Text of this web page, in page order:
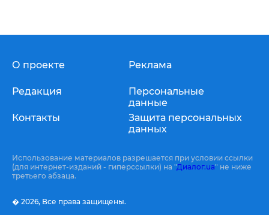
О проекте
Редакция
Контакты
Реклама
Персональные
данные
Защита персональных
данных
Использование материалов разрешается при условии ссылки
(для интернет-изданий - гиперссылки) на "Диалог.ua" не ниже
третьего абзаца.
� 2026, Все права защищены.